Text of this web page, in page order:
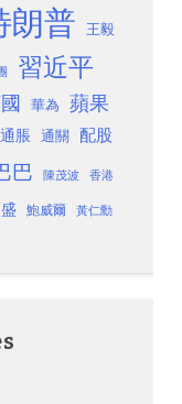
朗普 王毅
習近平
華為 蘋果
通脹 通關 配股
巴 陳茂波 香港
鮑威爾 黃仁勳